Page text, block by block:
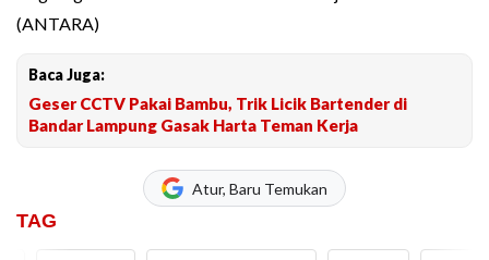
(ANTARA)
Baca Juga:
Geser CCTV Pakai Bambu, Trik Licik Bartender di
Bandar Lampung Gasak Harta Teman Kerja
Atur, Baru Temukan
TAG